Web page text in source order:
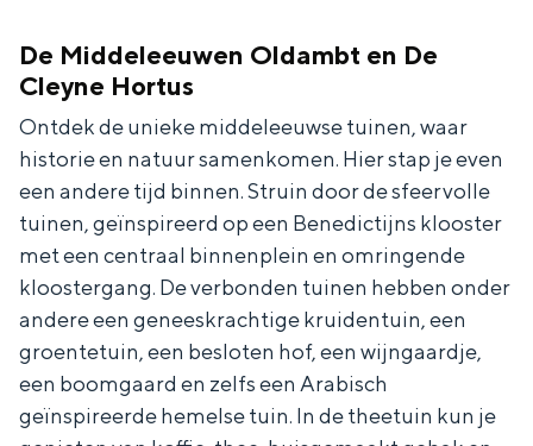
De Middeleeuwen Oldambt en De
Cleyne Hortus
Ontdek de unieke middeleeuwse tuinen, waar
historie en natuur samenkomen. Hier stap je even
een andere tijd binnen. Struin door de sfeervolle
tuinen, geïnspireerd op een Benedictijns klooster
met een centraal binnenplein en omringende
kloostergang. De verbonden tuinen hebben onder
andere een geneeskrachtige kruidentuin, een
groentetuin, een besloten hof, een wijngaardje,
een boomgaard en zelfs een Arabisch
geïnspireerde hemelse tuin. In de theetuin kun je